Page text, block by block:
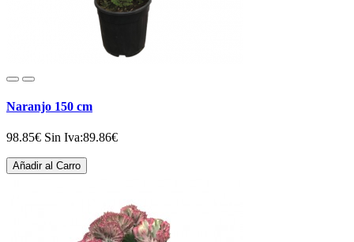
Naranjo 150 cm
98.85€ Sin Iva:89.86€
Añadir al Carro